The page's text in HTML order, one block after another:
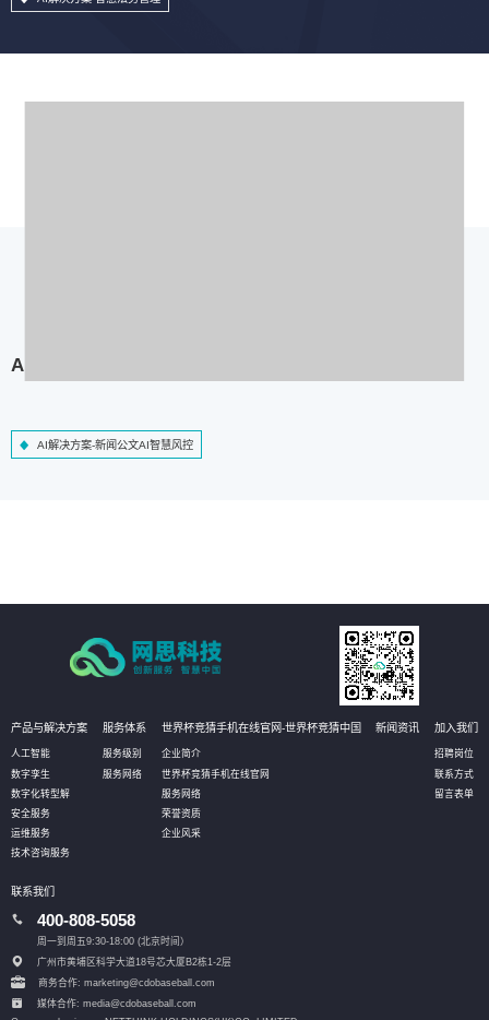
AI解决方案-新闻公文AI智慧风控
AI解决方案-新闻公文AI智慧风控
产品与解决方案
人工智能
数字孪生
数字化转型解
安全服务
运维服务
技术咨询服务
服务体系
服务级别
服务网络
世界杯竞猜手机在线官网-世界杯竞猜中国
企业简介
世界杯竞猜手机在线官网
服务网络
荣誉资质
企业风采
新闻资讯 加入我们
招聘岗位
联系方式
留言表单
联系我们
400-808-5058
周一到周五9:30-18:00 (北京时间）
广州市黄埔区科学大道18号芯大厦B2栋1-2层
商务合作: marketing@cdobaseball.com
媒体合作: media@cdobaseball.com